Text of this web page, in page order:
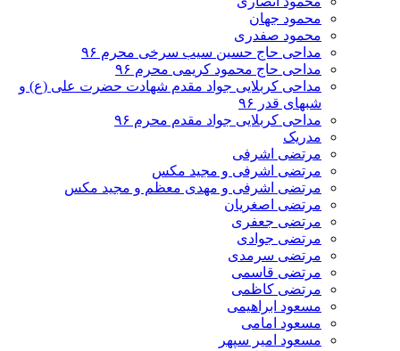
محمود جهان
محمود صفدری
مداحی حاج حسین سیب سرخی محرم ۹۶
مداحی حاج محمود کریمی محرم ۹۶
مداحی کربلایی جواد مقدم شهادت حضرت علی (ع) و
شبهای قدر ۹۶
مداحی کربلایی جواد مقدم محرم ۹۶
مدریک
مرتضی اشرفی
مرتضی اشرفی و مجید مکس
مرتضی اشرفی و مهدی معظم و مجید مکس
مرتضی اصغریان
مرتضی جعفری
مرتضی جوادی
مرتضی سرمدی
مرتضی قاسمی
مرتضی کاظمی
مسعود ابراهیمی
مسعود امامی
مسعود امیر سپهر